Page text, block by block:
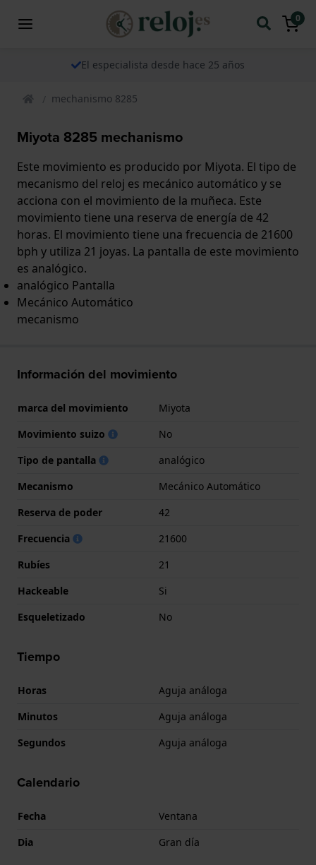
0
El especialista desde hace 25 años
mechanismo 8285
Miyota 8285 mechanismo
Este movimiento es producido por Miyota. El tipo de
mecanismo del reloj es mecánico automático y se
acciona con el movimiento de la muñeca. Este
movimiento tiene una reserva de energía de 42
horas. El movimiento tiene una frecuencia de 21600
bph y utiliza 21 joyas. La pantalla de este movimiento
es analógico.
analógico Pantalla
Mecánico Automático
mecanismo
Información del movimiento
marca del movimiento
Miyota
Movimiento suizo
No
Tipo de pantalla
analógico
Mecanismo
Mecánico Automático
Reserva de poder
42
Frecuencia
21600
Rubíes
21
Hackeable
Si
Esqueletizado
No
Tiempo
Horas
Aguja análoga
Minutos
Aguja análoga
Segundos
Aguja análoga
Calendario
Fecha
Ventana
Dia
Gran día